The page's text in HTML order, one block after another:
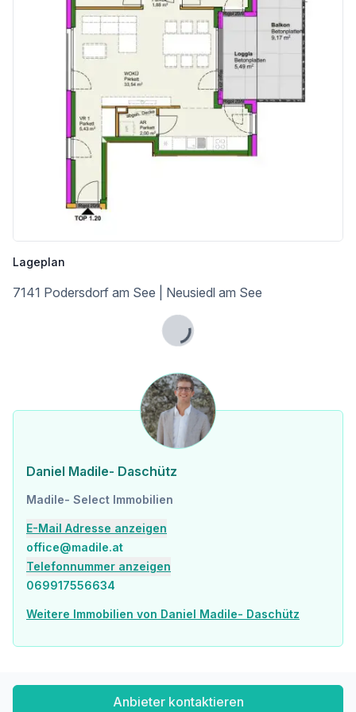
Lageplan
7141 Podersdorf am See | Neusiedl am See
Lade...
Daniel Madile- Daschütz
Madile- Select Immobilien
E-Mail Adresse anzeigen
office@madile.at
Telefonnummer anzeigen
069917556634
Weitere Immobilien von Daniel Madile- Daschütz
Anbieter kontaktieren